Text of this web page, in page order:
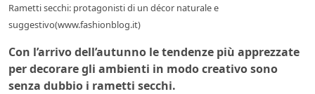
Rametti secchi: protagonisti di un décor naturale e
suggestivo(www.fashionblog.it)
Con l’arrivo dell’autunno le tendenze più apprezzate
per decorare gli ambienti in modo creativo sono
senza dubbio i rametti secchi.